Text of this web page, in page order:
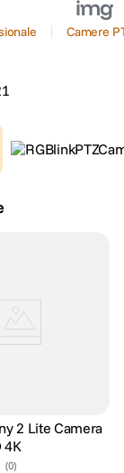
Camere
2 Lite Camera
4K
(0)